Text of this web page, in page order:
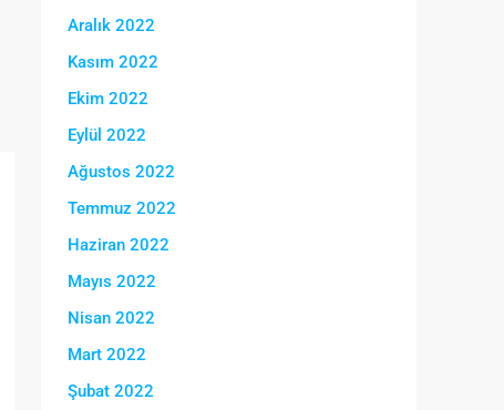
Aralık 2022
Kasım 2022
Ekim 2022
Eylül 2022
Ağustos 2022
Temmuz 2022
Haziran 2022
Mayıs 2022
Nisan 2022
Mart 2022
Şubat 2022